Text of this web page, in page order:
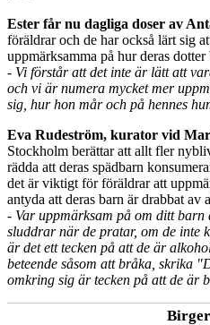
Ester får nu dagliga doser av
föräldrar och de har också lärt sig
uppmärksamma på hur deras dotter
- Vi förstår att det inte är lätt att
och vi är numera mycket mer
sig, hur hon mår och på hennes
Eva Rudeström, kurator vid
Stockholm berättar att allt fler
rädda att deras spädbarn
det är viktigt för föräldrar att
antyda att deras barn är drabbat av
- Var uppmärksam på om ditt
sluddrar när de pratar, om de inte
är det ett tecken på att de är
beteende såsom att bråka, skrika
omkring sig är tecken på att de är